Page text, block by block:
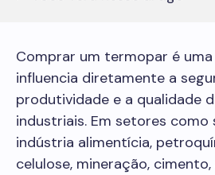
Comprar um termopar é
influencia diretamente a
produtividade e a qualidade
industriais. Em setores como
indústria alimentícia,
celulose, mineração,